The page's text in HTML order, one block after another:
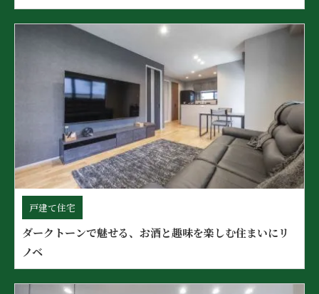
戸建て住宅
ダークトーンで魅せる、お酒と趣味を楽しむ住まいにリ
ノベ